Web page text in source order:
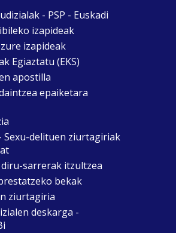
- PSP - Euskadi
izapideak
izapideak
Egiaztatu (EKS)
apostilla
epaiketara
Sexu-delituen ziurtagiriak
sarrerak itzultzea
bekak
ziurtagiria
deskarga -